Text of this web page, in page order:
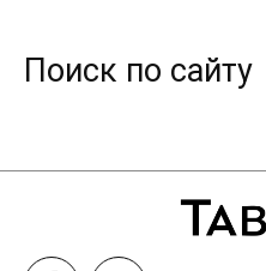
Поиск по сайту